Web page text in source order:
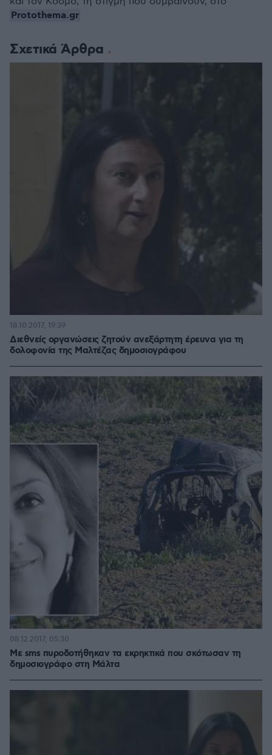
Σχετικά Άρθρα
Διεθνείς οργανώσεις ζητούν ανεξάρτητη έρευνα για τη
δολοφονία της Μαλτέζας δημοσιογράφου
18.10.2017, 19:39
Με sms πυροδοτήθηκαν τα εκρηκτικά που σκότωσαν τη
δημοσιογράφο στη Μάλτα
08.12.2017, 05:30
Protothema.gr